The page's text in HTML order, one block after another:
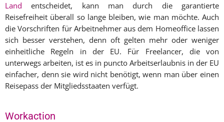
Land entscheidet, kann man durch die garantierte
Reisefreiheit überall so lange bleiben, wie man möchte. Auch
die Vorschriften für Arbeitnehmer aus dem Homeoffice lassen
sich besser verstehen, denn oft gelten mehr oder weniger
einheitliche Regeln in der EU. Für Freelancer, die von
unterwegs arbeiten, ist es in puncto Arbeitserlaubnis in der EU
einfacher, denn sie wird nicht benötigt, wenn man über einen
Reisepass der Mitgliedsstaaten verfügt.
Workaction